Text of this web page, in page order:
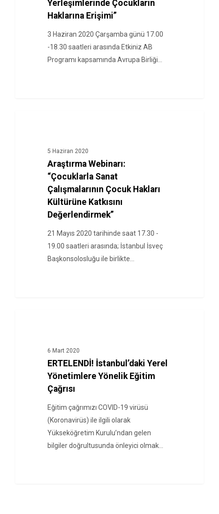
Yerleşimlerinde Çocukların
Haklarına Erişimi”
3 Haziran 2020 Çarşamba günü 17.00
-18.30 saatleri arasında Etkiniz AB
Programı kapsamında Avrupa Birliği…
5 Haziran 2020
Araştırma Webinarı:
“Çocuklarla Sanat
Çalışmalarının Çocuk Hakları
Kültürüne Katkısını
Değerlendirmek”
21 Mayıs 2020 tarihinde saat 17.30 -
19.00 saatleri arasında; İstanbul İsveç
Başkonsolosluğu ile birlikte…
6 Mart 2020
ERTELENDİ! İstanbul’daki Yerel
Yönetimlere Yönelik Eğitim
Çağrısı
Eğitim çağrımızı COVID-19 virüsü
(Koronavirüs) ile ilgili olarak
Yükseköğretim Kurulu’ndan gelen
bilgiler doğrultusunda önleyici olmak…